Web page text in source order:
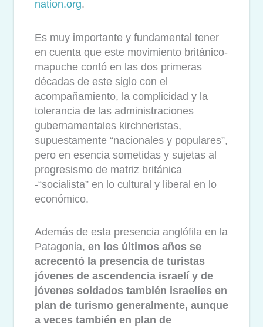
nation.org.
Es muy importante y fundamental tener
en cuenta que este movimiento británico-
mapuche contó en las dos primeras
décadas de este siglo con el
acompañamiento, la complicidad y la
tolerancia de las administraciones
gubernamentales kirchneristas,
supuestamente “nacionales y populares”,
pero en esencia sometidas y sujetas al
progresismo de matriz británica
-“socialista” en lo cultural y liberal en lo
económico.
Además de esta presencia anglófila en la
Patagonia, en los últimos años se
acrecentó la presencia de turistas
jóvenes de ascendencia israelí y de
jóvenes soldados también israelíes en
plan de turismo generalmente, aunque
a veces también en plan de